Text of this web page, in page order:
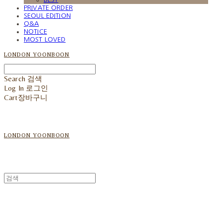
PRIVATE ORDER
SEOUL EDITION
Q&A
NOTICE
MOST LOVED
LONDON YOONBOON
Search 검색
Log In 로그인
Cart장바구니
LONDON YOONBOON